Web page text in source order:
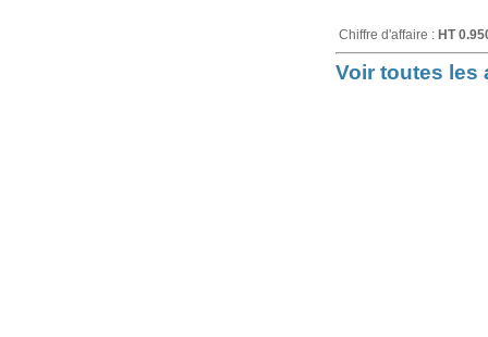
Chiffre d'affaire : HT
Voir toutes les